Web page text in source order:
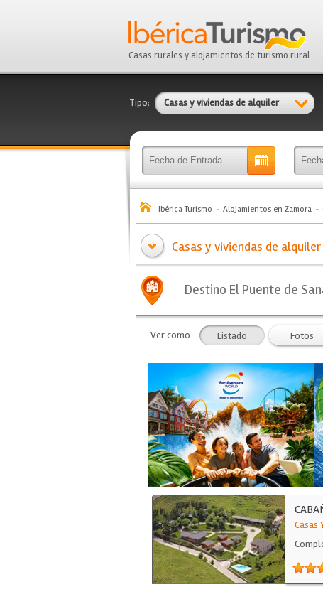
Casas rurales y alojamientos de turismo rural
Tipo: Casas y viviendas de alquiler
Ibérica Turismo Alojamientos en Zamora
Casas y viviendas de
Destino El Puente de
Ver como Listado Fotos
Casas